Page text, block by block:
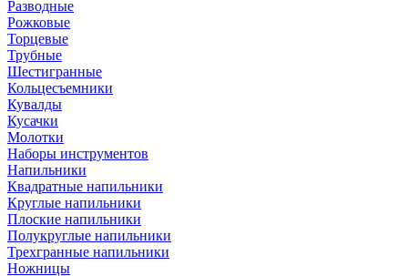
Разводные
Рожковые
Торцевые
Трубные
Шестигранные
Кольцесъемники
Кувалды
Кусачки
Молотки
Наборы инструментов
Напильники
Квадратные напильники
Круглые напильники
Плоские напильники
Полукруглые напильники
Трехгранные напильники
Ножницы